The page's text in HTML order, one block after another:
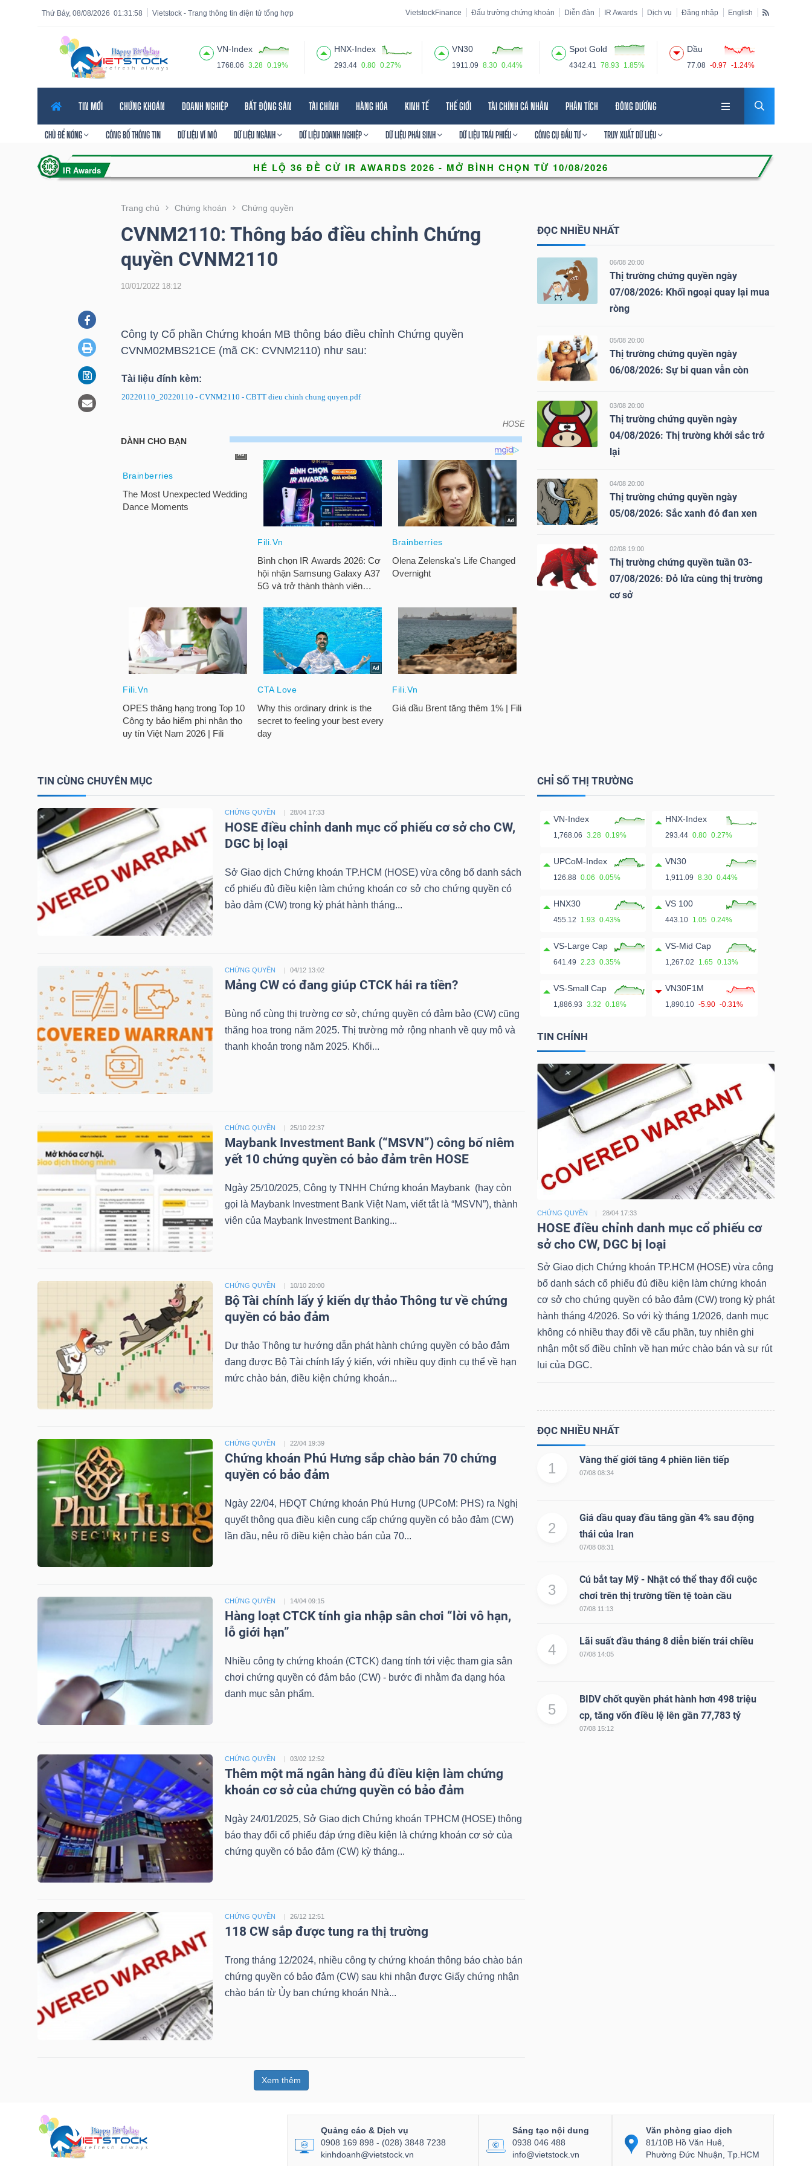
01:31:59
Thứ Bảy, 08/08/2026 Vietstock - Trang thông tin điện tử tổng hợp VietstockFinance Đấu trường chứng khoán Diễn đàn IR Awards Dịch vụ Đăng nhập English
VN-Index
1768.06 3.28 0.19%
HNX-Index
293.44 0.80 0.27%
VN30
1911.09 8.30 0.44%
Spot Gold
4342.41 78.93 1.85%
Dầu
77.08 -0.97 -1.24%
TIN MỚI CHỨNG KHOÁN DOANH NGHIỆP BẤT ĐỘNG SẢN TÀI CHÍNH HÀNG HÓA KINH TẾ THẾ GIỚI TÀI CHÍNH CÁ NHÂN PHÂN TÍCH ĐÔNG DƯƠNG
CHỦ ĐỀ NÓNG CÔNG BỐ THÔNG TIN DỮ LIỆU VĨ MÔ DỮ LIỆU NGÀNH DỮ LIỆU DOANH NGHIỆP DỮ LIỆU PHÁI SINH DỮ LIỆU TRÁI PHIẾU CÔNG CỤ ĐẦU TƯ TRUY XUẤT DỮ LIỆU
Trang chủ Chứng khoán Chứng quyền
CVNM2110: Thông báo điều chỉnh Chứng
quyền CVNM2110
10/01/2022 18:12
Công ty Cổ phần Chứng khoán MB thông báo điều chỉnh Chứng quyền
CVNM02MBS21CE(mã CK: CVNM2110) như sau:
Tài liệu đính kèm:
20220110_20220110 - CVNM2110 - CBTT dieu chinh chung quyen.pdf
HOSE
CVNM2110: Thông báo điều chỉnh Chứng quyền CVNM2110
ĐỌC NHIỀU NHẤT
06/08 20:00
Thị trường chứng quyền ngày
07/08/2026: Khối ngoại quay lại mua
ròng
05/08 20:00
Thị trường chứng quyền ngày
06/08/2026: Sự bi quan vẫn còn
03/08 20:00
Thị trường chứng quyền ngày
04/08/2026: Thị trường khởi sắc trở
lại
04/08 20:00
Thị trường chứng quyền ngày
05/08/2026: Sắc xanh đỏ đan xen
02/08 19:00
Thị trường chứng quyền tuần 03-
07/08/2026: Đỏ lửa cùng thị trường
cơ sở
TIN CÙNG CHUYÊN MỤC
CHỨNG QUYỀN 28/04 17:33
HOSE điều chỉnh danh mục cổ phiếu cơ sở cho CW,
DGC bị loại
Sở Giao dịch Chứng khoán TP.HCM (HOSE) vừa công bố danh sách
cổ phiếu đủ điều kiện làm chứng khoán cơ sở cho chứng quyền có
bảo đảm (CW) trong kỳ phát hành tháng...
CHỨNG QUYỀN 04/12 13:02
Mảng CW có đang giúp CTCK hái ra tiền?
Bùng nổ cùng thị trường cơ sở, chứng quyền có đảm bảo (CW) cũng
thăng hoa trong năm 2025. Thị trường mở rộng nhanh về quy mô và
thanh khoản trong năm 2025. Khối...
CHỨNG QUYỀN 25/10 22:37
Maybank Investment Bank (“MSVN”) công bố niêm
yết 10 chứng quyền có bảo đảm trên HOSE
Ngày 25/10/2025, Công ty TNHH Chứng khoán Maybank (hay còn
gọi là Maybank Investment Bank Việt Nam, viết tắt là “MSVN”), thành
viên của Maybank Investment Banking...
CHỨNG QUYỀN 10/10 20:00
Bộ Tài chính lấy ý kiến dự thảo Thông tư về chứng
quyền có bảo đảm
Dự thảo Thông tư hướng dẫn phát hành chứng quyền có bảo đảm
đang được Bộ Tài chính lấy ý kiến, với nhiều quy định cụ thể về hạn
mức chào bán, điều kiện chứng khoán...
CHỨNG QUYỀN 22/04 19:39
Chứng khoán Phú Hưng sắp chào bán 70 chứng
quyền có bảo đảm
Ngày 22/04, HĐQT Chứng khoán Phú Hưng (UPCoM: PHS) ra Nghị
quyết thông qua điều kiện cung cấp chứng quyền có bảo đảm (CW)
lần đầu, nêu rõ điều kiện chào bán của 70...
CHỨNG QUYỀN 14/04 09:15
Hàng loạt CTCK tính gia nhập sân chơi “lời vô hạn,
lỗ giới hạn”
Nhiều công ty chứng khoán (CTCK) đang tính tới việc tham gia sân
chơi chứng quyền có đảm bảo (CW) - bước đi nhằm đa dạng hóa
danh mục sản phẩm.
CHỨNG QUYỀN 03/02 12:52
Thêm một mã ngân hàng đủ điều kiện làm chứng
khoán cơ sở của chứng quyền có bảo đảm
Ngày 24/01/2025, Sở Giao dịch Chứng khoán TPHCM (HOSE) thông
báo thay đổi cổ phiếu đáp ứng điều kiện là chứng khoán cơ sở của
chứng quyền có bảo đảm (CW) kỳ tháng...
CHỨNG QUYỀN 26/12 12:51
118 CW sắp được tung ra thị trường
Trong tháng 12/2024, nhiều công ty chứng khoán thông báo chào bán
chứng quyền có bảo đảm (CW) sau khi nhận được Giấy chứng nhận
chào bán từ Ủy ban chứng khoán Nhà...
Xem thêm
CHỈ SỐ THỊ TRƯỜNG
VN-Index
1,768.06 3.28 0.19%
HNX-Index
293.44 0.80 0.27%
UPCoM-Index
126.88 0.06 0.05%
VN30
1,911.09 8.30 0.44%
HNX30
455.12 1.93 0.43%
VS 100
443.10 1.05 0.24%
VS-Large Cap
641.49 2.23 0.35%
VS-Mid Cap
1,267.02 1.65 0.13%
VS-Small Cap
1,886.93 3.32 0.18%
VN30F1M
1,890.10 -5.90 -0.31%
TIN CHÍNH
CHỨNG QUYỀN 28/04 17:33
HOSE điều chỉnh danh mục cổ phiếu cơ
sở cho CW, DGC bị loại
Sở Giao dịch Chứng khoán TP.HCM (HOSE) vừa công
bố danh sách cổ phiếu đủ điều kiện làm chứng khoán
cơ sở cho chứng quyền có bảo đảm (CW) trong kỳ phát
hành tháng 4/2026. So với kỳ tháng 1/2026, danh mục
không có nhiều thay đổi về cấu phần, tuy nhiên ghi
nhận một số điều chỉnh về hạn mức chào bán và sự rút
lui của DGC.
ĐỌC NHIỀU NHẤT
1
Vàng thế giới tăng 4 phiên liên tiếp
07/08 08:34
2
Giá dầu quay đầu tăng gần 4% sau động
thái của Iran
07/08 08:31
3
Cú bắt tay Mỹ - Nhật có thể thay đổi cuộc
chơi trên thị trường tiền tệ toàn cầu
07/08 11:13
4
Lãi suất đầu tháng 8 diễn biến trái chiều
07/08 14:05
5
BIDV chốt quyền phát hành hơn 498 triệu
cp, tăng vốn điều lệ lên gần 77,783 tỷ
07/08 15:12
Quảng cáo & Dịch vụ
0908 169 898 - (028) 3848 7238
kinhdoanh@vietstock.vn
Sáng tạo nội dung
0938 046 488
info@vietstock.vn
Văn phòng giao dịch
81/10B Hồ Văn Huê,
Phường Đức Nhuận, Tp.HCM
Tính năng
năng
VIETSTOCK
DƯƠNG
CHÍNH
VIETSTOCKFINANCE
NGÀNH
CÔNG
XUẤT
Ngành
SECTOR
NĂNG
LƯỢNG
VẬT
LIỆU
CÔNG
DÙNG
KHÔNG